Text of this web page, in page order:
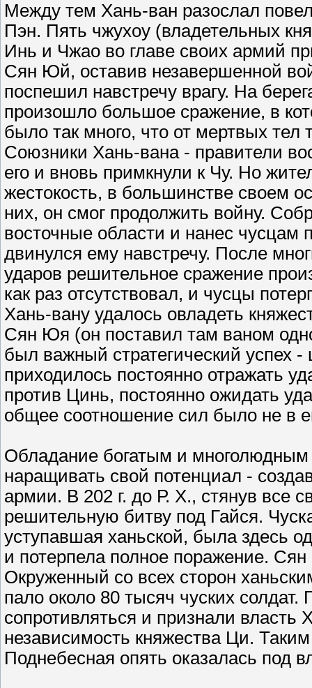
Между тем Хань-ван разослал
Пэн. Пять чжухоу (владетельных
Инь и Чжао во главе своих армий
Сян Юй, оставив незавершенной
поспешил навстречу врагу. На
произошло большое сражение, в
было так много, что от мертвых
Союзники Хань-вана - правители
его и вновь примкнули к Чу. Но
жестокость, в большинстве своем
них, он смог продолжить войну.
восточные области и нанес
двинулся ему навстречу. После
ударов решительное сражение
как раз отсутствовал, и чусцы
Хань-вану удалось овладеть
Сян Юя (он поставил там ваном
был важный стратегический
приходилось постоянно отражать
против Цинь, постоянно ожидать
общее соотношение сил было не в
Обладание богатым и
наращивать свой потенциал -
армии. В 202 г. до Р. Х., стянув все
решительную битву под Гайся.
уступавшая ханьской, была здесь
и потерпела полное поражение.
Окруженный со всех сторон
пало около 80 тысяч чуских
сопротивляться и признали
независимость княжества Ци.
Поднебесная опять оказалась под